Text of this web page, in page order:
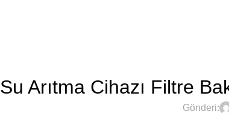
Su Arıtma Cihazı Filtre
Gönderi: